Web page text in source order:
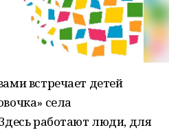
встречает детей
села
работают люди, для